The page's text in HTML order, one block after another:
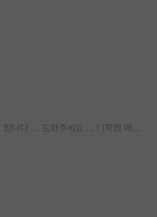
24살 인공지능학과 학부생 진로 고민 입니다 ... 도와주세요 ... ! (학점 매우 안 좋음 주의 )